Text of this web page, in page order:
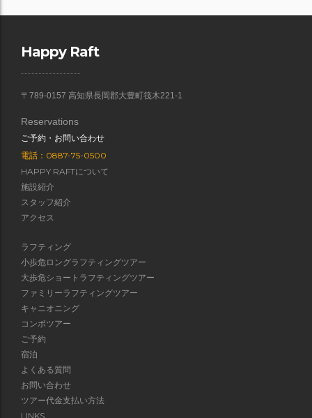
Happy Raft
〒789-0157 高知県長岡郡大豊町筏木221-1
Reservations
ご予約・お問い合わせ
電話：0887-75-0500
HAPPY RAFTについて
施設紹介
スタッフ紹介
アクセス
ラフティング
小歩危ロングラフティングツアー
大歩危ショートラフティングツアー
ファミリーラフティングツアー
キャニオニング
コンボツアー
ご予約
宿泊
よくある質問
お問い合わせ
ツアー代金支払い方法
LINKS